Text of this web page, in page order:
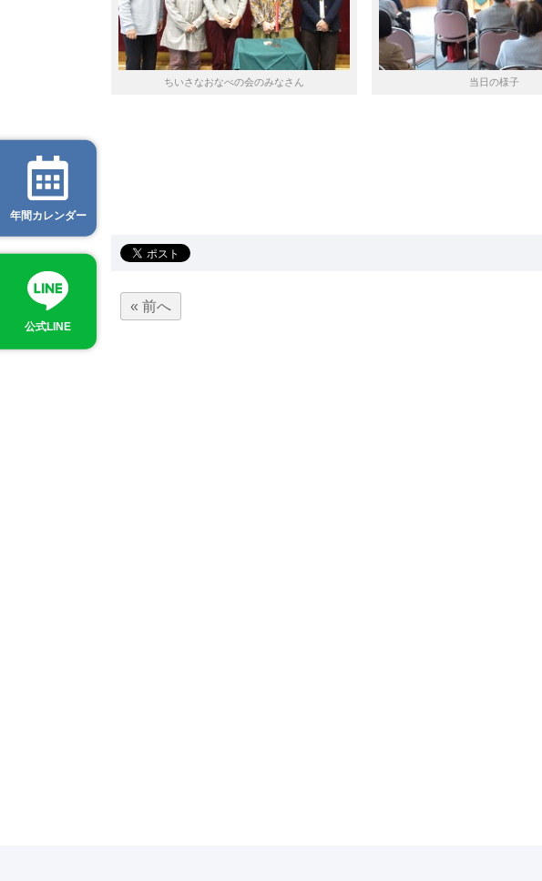
ちいさなおなべの会のみなさん 当日の様子
« 前へ
年間カレンダー
公式LINE